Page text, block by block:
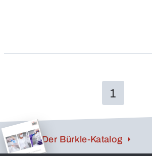
1
Der Bürkle-Katalog